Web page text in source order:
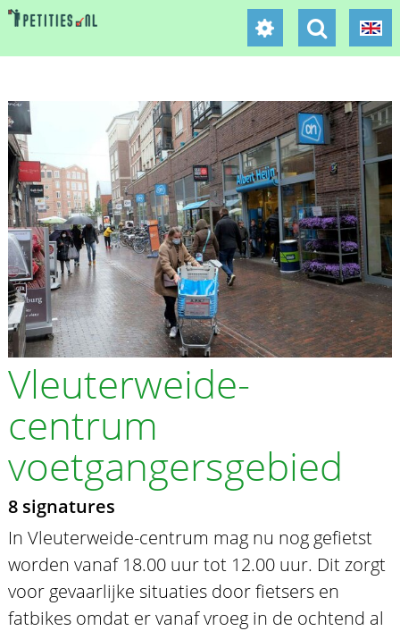
Vleuterweide-
centrum
voetgangersgebied
8 signatures
In Vleuterweide-centrum mag nu nog gefietst
worden vanaf 18.00 uur tot 12.00 uur. Dit zorgt
voor gevaarlijke situaties door fietsers en
fatbikes omdat er vanaf vroeg in de ochtend al